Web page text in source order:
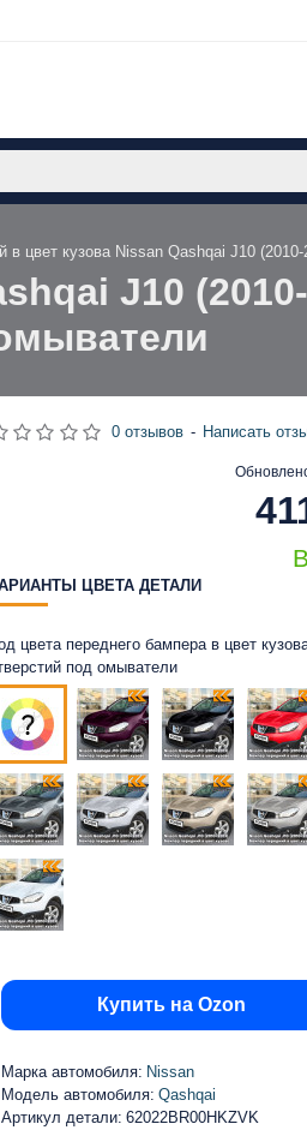
в цвет кузова Nissan Qashqai J10
J10
Марка автомобиля: Nissan
Модель автомобиля: Qashqai
Артикул детали: 62022BR00HKZVK
0 отзывов - Написать
ЦВЕТА ДЕТАЛИ
цвета переднего бампера в цвет
под омыватели
Купить на Ozon